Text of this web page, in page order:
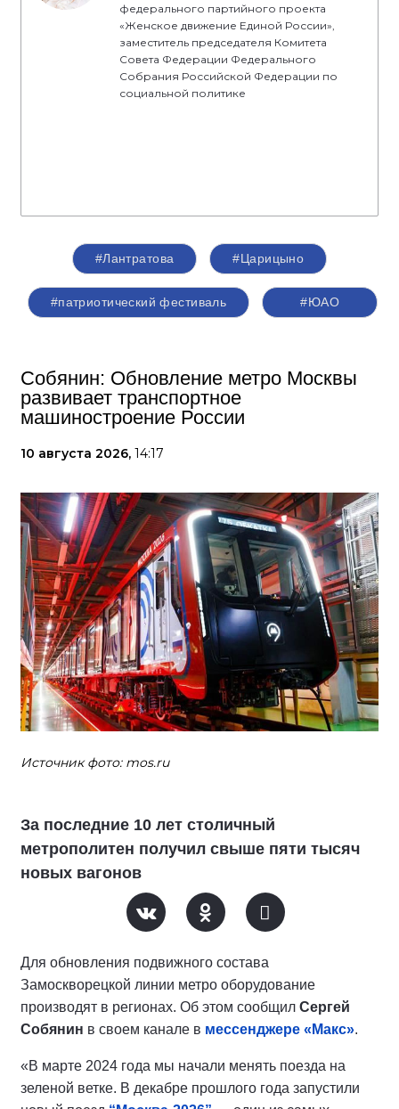
федерального партийного проекта
«Женское движение Единой России»,
заместитель председателя Комитета
Совета Федерации Федерального
Собрания Российской Федерации по
социальной политике
#Лантратова #Царицыно
#патриотический фестиваль #ЮАО
Собянин: Обновление метро Москвы
развивает транспортное
машиностроение России
10 августа 2026, 14:17
Источник фото: mos.ru
За последние 10 лет столичный
метрополитен получил свыше пяти тысяч
новых вагонов
Для обновления подвижного состава
Замоскворецкой линии метро оборудование
производят в регионах. Об этом сообщил Сергей
Собянин в своем канале в мессенджере «Макс».
«В марте 2024 года мы начали менять поезда на
зеленой ветке. В декабре прошлого года запустили